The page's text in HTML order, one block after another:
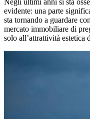
Negli ultimi anni si sta
evidente: una parte
sta tornando a guardare
mercato immobiliare di
solo all’attrattività estetica